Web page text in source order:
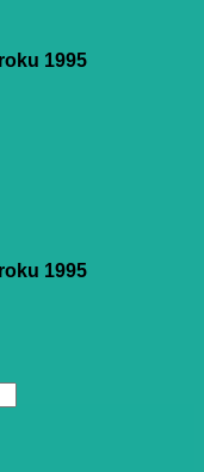
1995
1995